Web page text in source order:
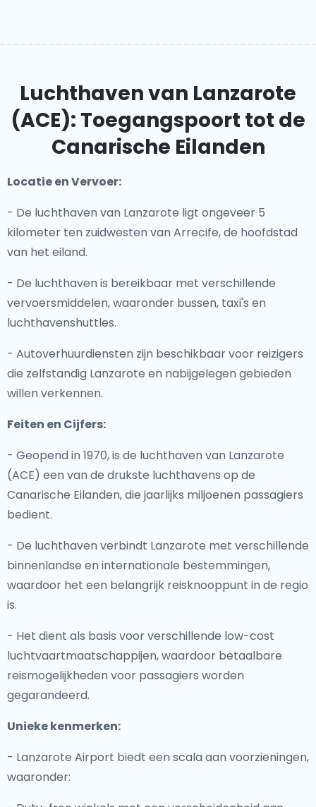
Luchthaven van Lanzarote
(ACE): Toegangspoort tot de
Canarische Eilanden
Locatie en Vervoer:
- De luchthaven van Lanzarote ligt ongeveer 5
kilometer ten zuidwesten van Arrecife, de hoofdstad
van het eiland.
- De luchthaven is bereikbaar met verschillende
vervoersmiddelen, waaronder bussen, taxi's en
luchthavenshuttles.
- Autoverhuurdiensten zijn beschikbaar voor reizigers
die zelfstandig Lanzarote en nabijgelegen gebieden
willen verkennen.
Feiten en Cijfers:
- Geopend in 1970, is de luchthaven van Lanzarote
(ACE) een van de drukste luchthavens op de
Canarische Eilanden, die jaarlijks miljoenen passagiers
bedient.
- De luchthaven verbindt Lanzarote met verschillende
binnenlandse en internationale bestemmingen,
waardoor het een belangrijk reisknooppunt in de regio
is.
- Het dient als basis voor verschillende low-cost
luchtvaartmaatschappijen, waardoor betaalbare
reismogelijkheden voor passagiers worden
gegarandeerd.
Unieke kenmerken:
- Lanzarote Airport biedt een scala aan voorzieningen,
waaronder: